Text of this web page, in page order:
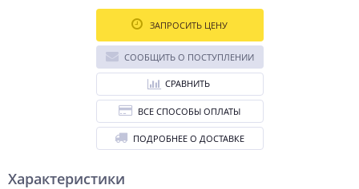
Характеристики
ЗАПРОСИТЬ ЦЕНУ
СООБЩИТЬ О ПОСТУПЛЕНИИ
СРАВНИТЬ
ВСЕ СПОСОБЫ ОПЛАТЫ
ПОДРОБНЕЕ О ДОСТАВКЕ